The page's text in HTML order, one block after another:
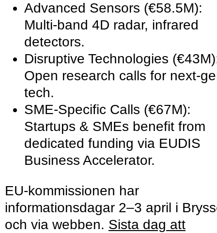
Advanced Sensors (€58.5M):
Multi-band 4D radar, infrared
detectors.
Disruptive Technologies
Open research calls for next-
tech.
SME-Specific Calls (€67M):
Startups & SMEs benefit from
dedicated funding via EUDIS
Business Accelerator.
EU-kommissionen har
informationsdagar 2–3 april i
och via webben. Sista dag att